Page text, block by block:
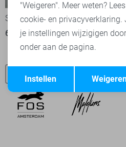
SisterS point Broek
69,95
SisterS point t-shirts SisterS
Terug
"Weigeren". Meer weten? Lees
cookie- en
je instellingen wijzigigen
onder aan de pagina.
Instellen